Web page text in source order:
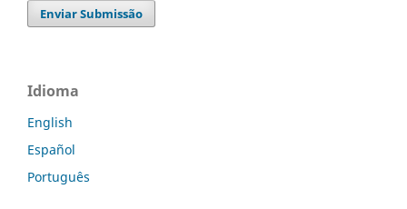
Enviar Submissão
Idioma
English
Español
Português